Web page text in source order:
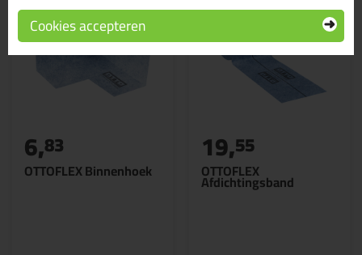
OTTOFLEX Binnenhoek
6,83
OTTOFLEX
Afdichtingsband
19,55
Cookies accepteren